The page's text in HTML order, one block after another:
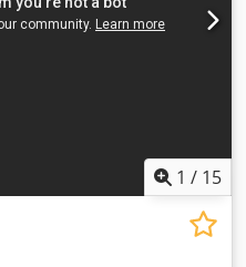
1 / 15